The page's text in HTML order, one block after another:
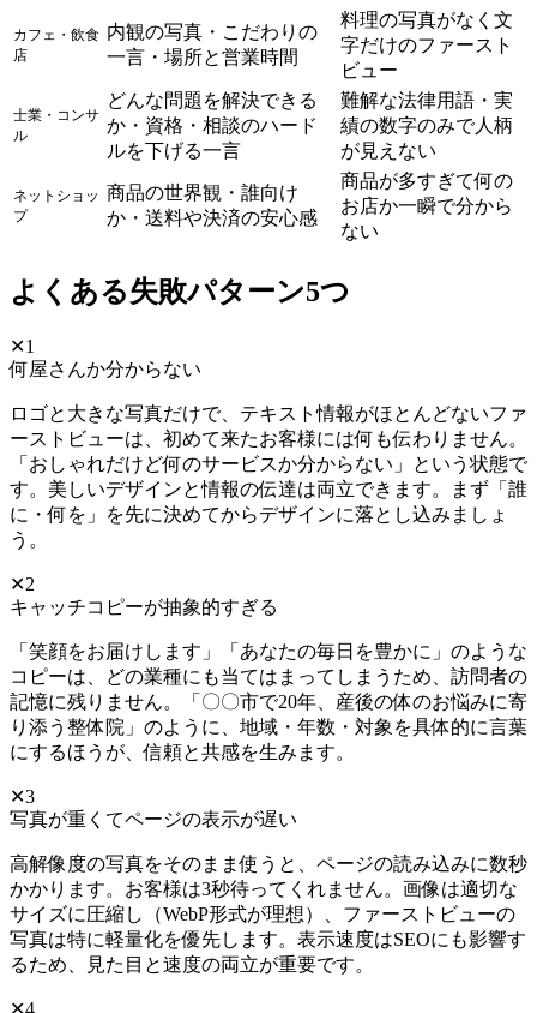
カフェ・飲食
店
内観の写真・こだわりの
一言・場所と営業時間
料理の写真がなく文
字だけのファースト
ビュー
士業・コンサ
ル
どんな問題を解決できる
か・資格・相談のハード
ルを下げる一言
難解な法律用語・実
績の数字のみで人柄
が見えない
ネットショッ
プ
商品の世界観・誰向け
か・送料や決済の安心感
商品が多すぎて何の
お店か一瞬で分から
ない
よくある失敗パターン5つ
✕1
何屋さんか分からない
ロゴと大きな写真だけで、テキスト情報がほとんどないファ
ーストビューは、初めて来たお客様には何も伝わりません。
「おしゃれだけど何のサービスか分からない」という状態で
す。美しいデザインと情報の伝達は両立できます。まず「誰
に・何を」を先に決めてからデザインに落とし込みましょ
う。
✕2
キャッチコピーが抽象的すぎる
「笑顔をお届けします」「あなたの毎日を豊かに」のような
コピーは、どの業種にも当てはまってしまうため、訪問者の
記憶に残りません。「〇〇市で20年、産後の体のお悩みに寄
り添う整体院」のように、地域・年数・対象を具体的に言葉
にするほうが、信頼と共感を生みます。
✕3
写真が重くてページの表示が遅い
高解像度の写真をそのまま使うと、ページの読み込みに数秒
かかります。お客様は3秒待ってくれません。画像は適切な
サイズに圧縮し（WebP形式が理想）、ファーストビューの
写真は特に軽量化を優先します。表示速度はSEOにも影響す
るため、見た目と速度の両立が重要です。
✕4